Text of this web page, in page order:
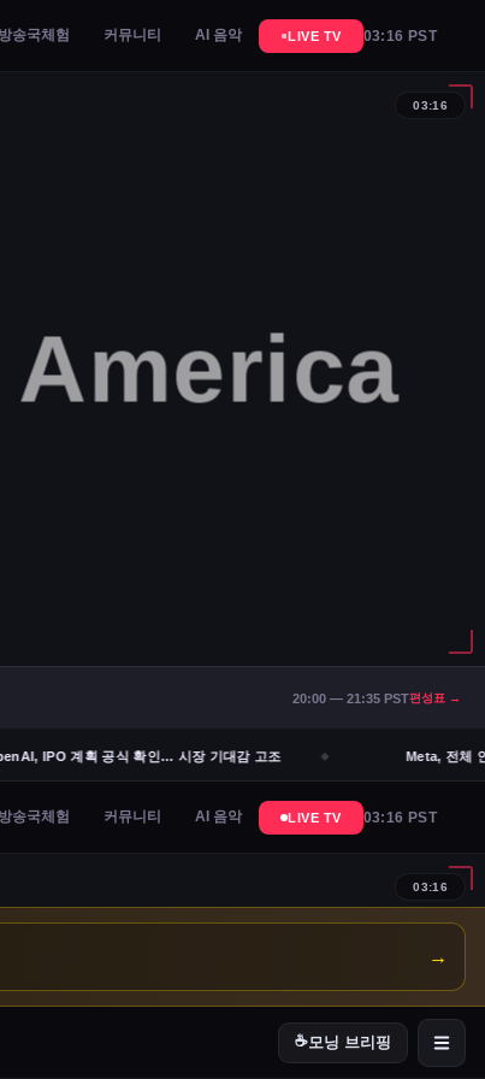
방송국체험 커뮤니티 AI 음악 LIVE TV 03:16 PST
America
03:16
20:00 — 21:35 PST편성표 →
IPO 계획 공식 확인… 시장 기대감 고조 Meta, 전체 인
→